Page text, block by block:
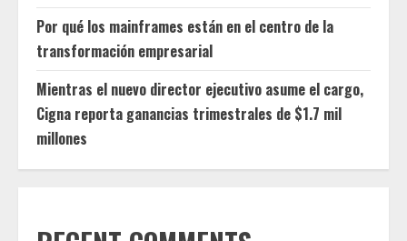
Por qué los mainframes están en el centro de la
transformación empresarial
Mientras el nuevo director ejecutivo asume el cargo,
Cigna reporta ganancias trimestrales de $1.7 mil
millones